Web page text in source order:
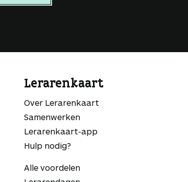
Lerarenkaart
Over Lerarenkaart
Samenwerken
Lerarenkaart-app
Hulp nodig?
Alle voordelen